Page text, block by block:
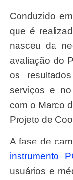
Conduzido em diversos municípios, o estudo,
que é
nasceu da
avaliação do
os
serviços e
com o Marco
Projeto de
A fase de
instrumento
usuários e